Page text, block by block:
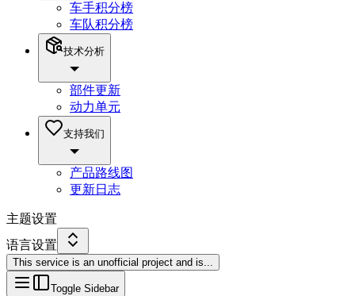
车手积分榜
车队积分榜
技术分析
部件更新
动力单元
支持我们
产品路线图
更新日志
主题设置
语言设置
This service is an unofficial project and is...
Toggle Sidebar